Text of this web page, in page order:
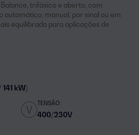
trifásico e aberto, com
automático, manual, por sinal ou em
equilibrada para aplicações de
kW)
TENSÃO:
400/230V